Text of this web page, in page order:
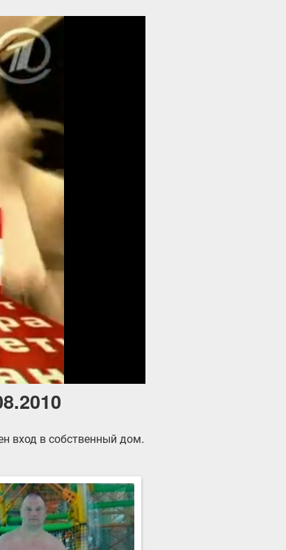
вход в собственный дом.